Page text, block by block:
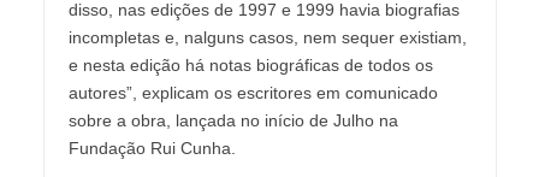
disso, nas edições de 1997 e 1999 havia biografias
incompletas e, nalguns casos, nem sequer existiam,
e nesta edição há notas biográficas de todos os
autores”, explicam os escritores em comunicado
sobre a obra, lançada no início de Julho na
Fundação Rui Cunha.